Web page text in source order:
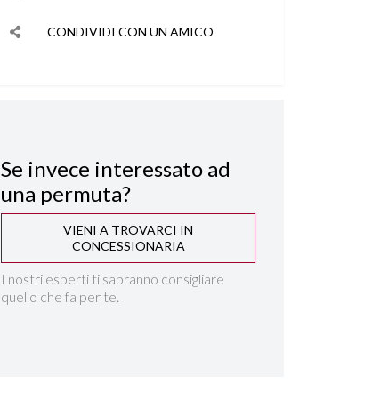
CONDIVIDI CON UN AMICO
Se invece interessato ad
una permuta?
VIENI A TROVARCI IN
CONCESSIONARIA
I nostri esperti ti sapranno consigliare
quello che fa per te.